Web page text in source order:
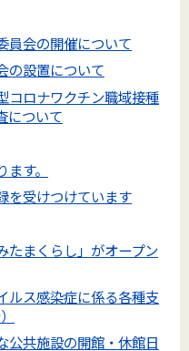
員会の開催について
の設置について
コロナワクチン職域接種
について
す。
を受けつけています
たまくらし」がオープン
ルス感染症に係る各種支
公共施設の開館・休館日